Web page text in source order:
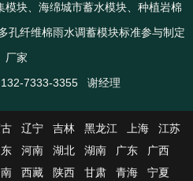
块、海绵城市蓄水模块、种植岩棉
孔纤维棉雨水调蓄模块标准参与制定
厂家
132-7333-3355 谢经理
辽宁 吉林 黑龙江 上海
江苏
河南 湖北 湖南 广东
广西
西藏 陕西 甘肃 青海 宁夏